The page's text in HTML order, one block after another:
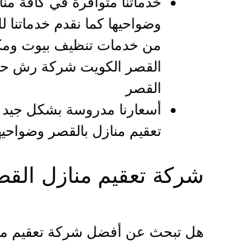
وضواحيها كما نقدم خدماتنا
من خدمات تنظيف بيوت
القصر الكويت شركة رش
القصر
أسعارنا مدروسة بشكل
تعقيم منازل بالقصر
شركة تعقيم منازل
هل تبحث عن أفضل شركة تعقيم